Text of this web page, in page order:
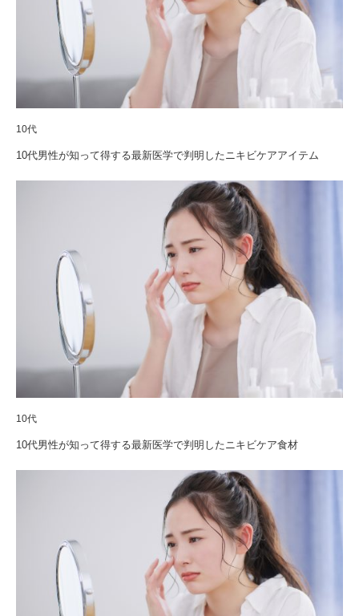
10代
10代男性が知って得する最新医学で判明したニキビケアアイテム
10代
10代男性が知って得する最新医学で判明したニキビケア食材